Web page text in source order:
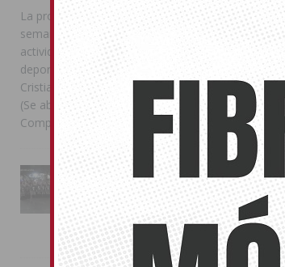
La programación reunió durante más de una
semana actos institucionales, conciertos,
actividades familiares, competiciones
deportivas y las celebraciones de Moros y
Cristianos Compártelo: Comparte en Facebook
(Se abre en una ventana nueva) Facebook
Compartir en
La Entrada Cristiana llena de
esplendor las calles de
Almoradí en una multitudinaria
jornada festera
02/08/2026